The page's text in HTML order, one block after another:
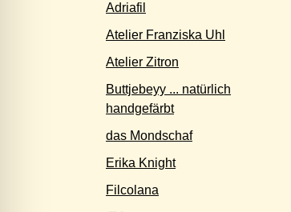
Adriafil
Atelier Franziska Uhl
Atelier Zitron
Buttjebeyy ... natürlich
handgefärbt
das Mondschaf
Erika Knight
Filcolana